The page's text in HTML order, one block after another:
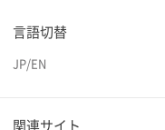
言語切替
JP/EN
関連サイト